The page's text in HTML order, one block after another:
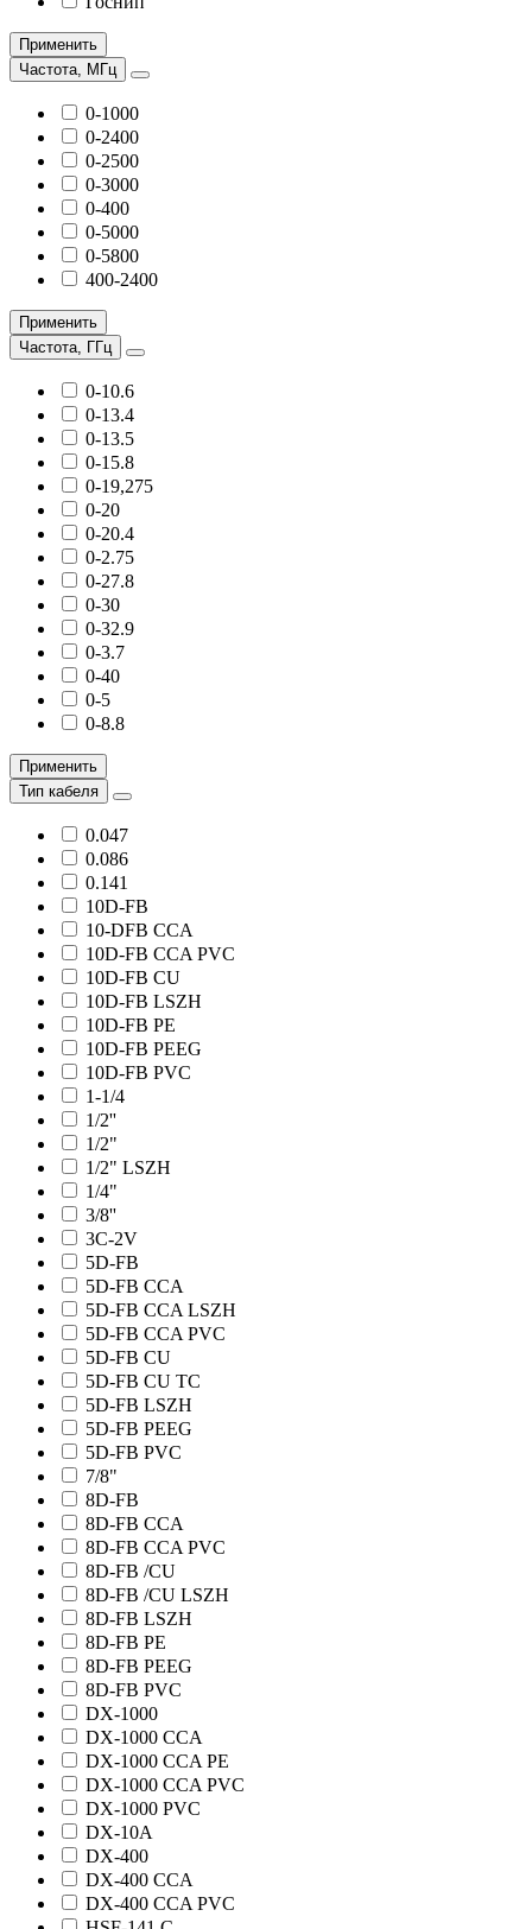
Применить
Частота, МГц
0-1000
0-2400
0-2500
0-3000
0-400
0-5000
0-5800
400-2400
Применить
Частота, ГГц
0-10.6
0-13.4
0-13.5
0-15.8
0-19,275
0-20
0-20.4
0-2.75
0-27.8
0-30
0-32.9
0-3.7
0-40
0-5
0-8.8
Применить
Тип кабеля
0.047
0.086
0.141
10D-FB
10-DFB CCA
10D-FB CCA PVC
10D-FB CU
10D-FB LSZH
10D-FB PE
10D-FB PEEG
10D-FB PVC
1-1/4
1/2''
1/2"
1/2" LSZH
1/4"
3/8''
3C-2V
5D-FB
5D-FB CCA
5D-FB CCA LSZH
5D-FB CCA PVC
5D-FB CU
5D-FB CU TC
5D-FB LSZH
5D-FB PEEG
5D-FB PVC
7/8"
8D-FB
8D-FB CCA
8D-FB CCA PVC
8D-FB /CU
8D-FB /CU LSZH
8D-FB LSZH
8D-FB PE
8D-FB PEEG
8D-FB PVC
DX-1000
DX-1000 CCA
DX-1000 CCA PE
DX-1000 CCA PVC
DX-1000 PVC
DX-10A
DX-400
DX-400 CCA
DX-400 CCA PVC